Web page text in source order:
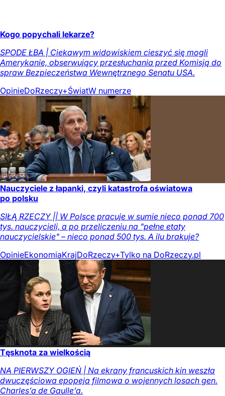
Kogo popychali lekarze?
SPODE ŁBA | Ciekawym widowiskiem cieszyć się mogli
Amerykanie, obserwujący przesłuchania przed Komisją do
spraw Bezpieczeństwa Wewnętrznego Senatu USA.
OpinieDoRzeczy+ŚwiatW numerze
Nauczyciele z łapanki, czyli katastrofa oświatowa
po polsku
SIŁĄ RZECZY || W Polsce pracuje w sumie nieco ponad 700
tys. nauczycieli, a po przeliczeniu na "pełne etaty
nauczycielskie" – nieco ponad 500 tys. A ilu brakuje?
OpinieEkonomiaKrajDoRzeczy+Tylko na DoRzeczy.pl
Tęsknota za wielkością
NA PIERWSZY OGIEŃ | Na ekrany francuskich kin weszła
dwuczęściowa epopeja filmowa o wojennych losach gen.
Charles’a de Gaulle’a.